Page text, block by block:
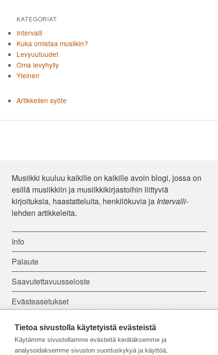
KATEGORIAT
Intervalli
Kuka omistaa musiikin?
Levyuutuudet
Oma levyhylly
Yleinen
Artikkelien syöte
Musiikki kuuluu kaikille on kaikille avoin blogi, jossa on
esillä musiikkiin ja musiikkikirjastoihin liittyviä
kirjoituksia, haastatteluita, henkilökuvia ja Intervalli-
lehden artikkeleita.
Info
Palaute
Saavutettavuusseloste
Evästeasetukset
Seuraa meitä:
Tietoa sivustolla käytetyistä evästeistä
Käytämme sivustollamme evästeitä kerätäksemme ja
analysoidaksemme sivuston suorituskykyä ja käyttöä,